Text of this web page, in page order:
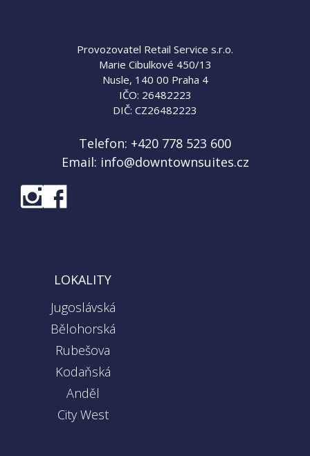
Provozovatel Retail Service s.r.o.
Marie Cibulkové 450/13
Nusle, 140 00 Praha 4
IČO: 26482223
DIČ: CZ26482223
Telefon: +420 778 523 600
Email: info@downtownsuites.cz
LOKALITY
Jugoslávská
Bělohorská
Rubešova
Kodaňská
Anděl
City West